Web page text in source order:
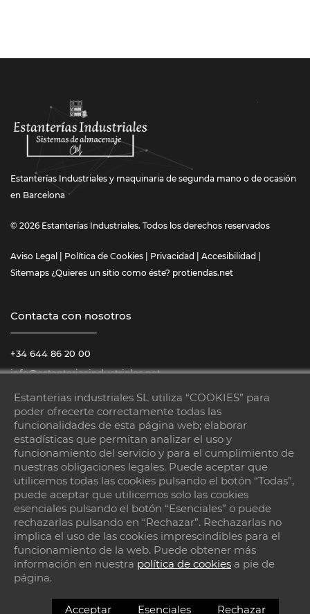
Estanterías Industriales y maquinaria de segunda mano o de ocasión
en Barcelona
© 2026 Estanterías Industriales. Todos los derechos reservados
Aviso Legal | Política de Cookies | Privacidad | Accesibilidad |
Sitemaps ¿Quieres un sitio como éste? protiendas.net
Contacta con nosotros
+34 644 86 20 00
info@estanteriasindustriales.net
Horario :
De lunes a sábado
08:00 – 14:00 / 15:00 – 18:00
Visítanos
Cami pas del aigua, 9
Estanterias industriales SL utiliza “COOKIES” para
poder ofrecerte correctamente todas las
funcionalidades de esta página web; elaborar
estadísticas que permitan analizar el uso y
funcionamiento del servicio y para el cumplimiento de
nuestras obligaciones legales. Puede aceptar que
utilicemos todas las cookies pulsando el botón “Todas”,
puede aceptar que utilicemos solo las cookies
esenciales pulsando el botón “Esenciales” o puede
rechazarlas pulsando en “Rechazar”. Rechazarlas no
implica el uso de las cookies imprescindibles para el
funcionamiento de la web. Puede obtener más
información en nuestra política de cookies a pie de
página.
Acceptar Esenciales Rechazar